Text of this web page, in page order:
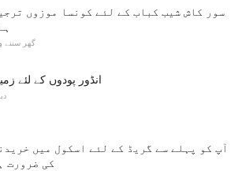
سور کاش شیب کباب کے لئے کونسا موزوں
گھر سننے
انڈور پودوں کے لئے
آپ کو پہلے سے گریڈ کے لئے اسکول میں
کی ضرورت